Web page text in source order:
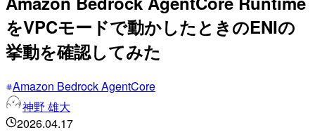
をVPCモードで動かしたときのENIの
挙動を確認してみた
Amazon Bedrock AgentCore
神野 雄大
2026.04.17